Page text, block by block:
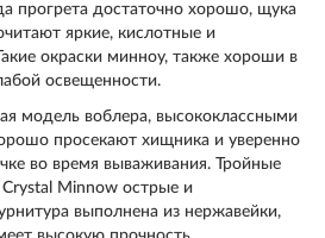
прогрета достаточно хорошо, щука
яркие, кислотные и
окраски минноу, также хороши в
освещенности.
модель воблера, высококлассными
просекают хищника и уверенно
во время вываживания. Тройные
Minnow острые и
выполнена из нержавейки,